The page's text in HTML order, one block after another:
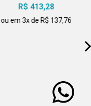
R$ 413,28
ou em 3x de R$ 137,76